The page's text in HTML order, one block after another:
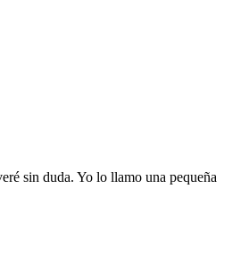
sin duda. Yo lo llamo una pequeña